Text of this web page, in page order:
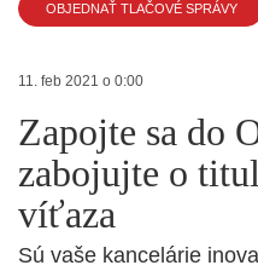
OBJEDNAŤ TLAČOVÉ SPRÁVY
11. feb 2021 o 0:00
Zapojte sa do
zabojujte o
víťaza
Sú vaše kancelárie